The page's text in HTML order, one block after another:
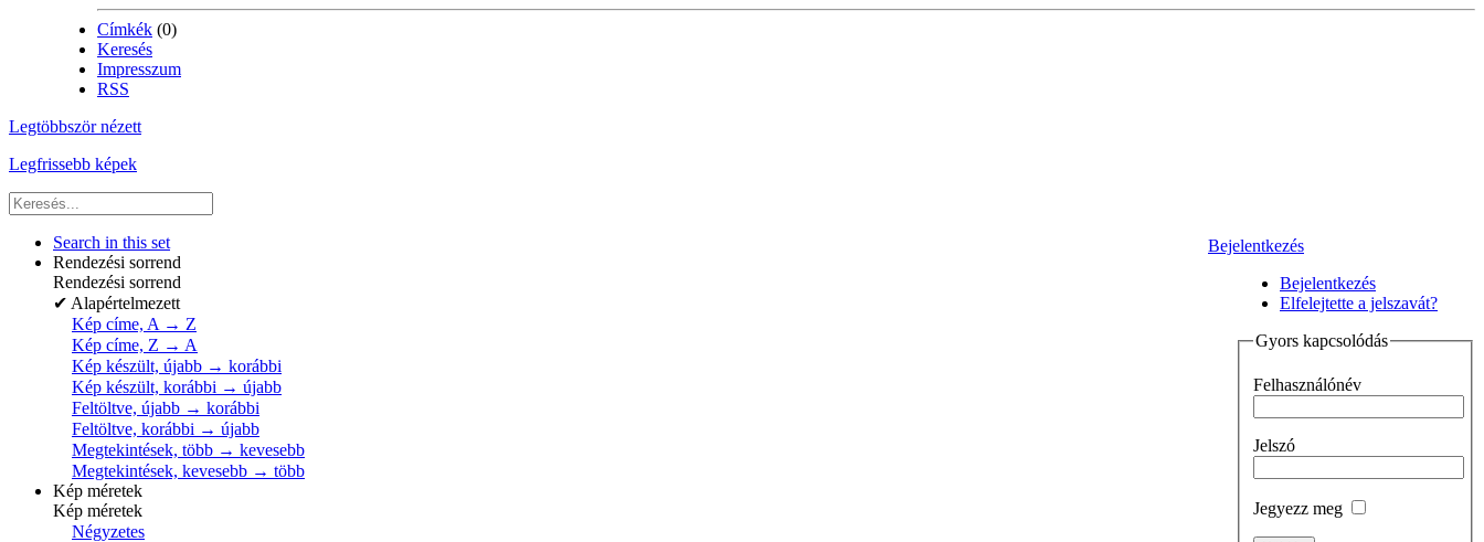
Címkék (0)
Keresés
Impresszum
RSS
Legtöbbször nézett
Legfrissebb képek
Bejelentkezés
Bejelentkezés
Elfelejtette a jelszavát?
Gyors kapcsolódás
Felhasználónév
Jelszó
Jegyezz meg
Search in this set
Rendezési sorrend
Rendezési sorrend
✔ Alapértelmezett
Kép címe, A → Z
Kép címe, Z → A
Kép készült, újabb → korábbi
Kép készült, korábbi → újabb
Feltöltve, újabb → korábbi
Feltöltve, korábbi → újabb
Megtekintések, több → kevesebb
Megtekintések, kevesebb → több
Kép méretek
Kép méretek
Négyzetes